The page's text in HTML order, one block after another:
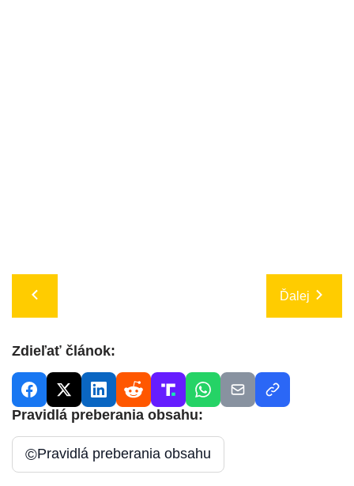
Ďalej
Zdieľať článok:
Pravidlá preberania obsahu:
©Pravidlá preberania obsahu